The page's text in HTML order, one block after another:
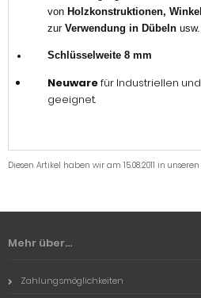
von Holzkonstruktionen,
zurVerwendung in Dübeln usw.
Schlüsselweite 8 mm
Neuwarefür Industriellen
geeignet.
Diesen Artikel haben wir am 15.08.2011 in
Mehr über...
Zahlungsmöglichkeiten